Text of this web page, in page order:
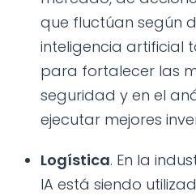
que fluctúan según
inteligencia artificial
para fortalecer las
seguridad y en el
ejecutar mejores
Logística. En la
IA está siendo